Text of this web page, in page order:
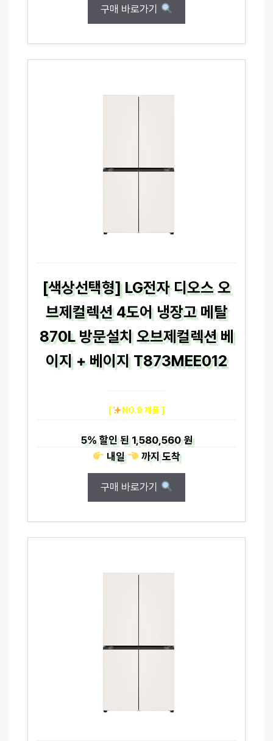
구매 바로가기
[색상선택형] LG전자 디오스 오
브제컬렉션 4도어 냉장고 메탈
870L 방문설치 오브제컬렉션 베
이지 + 베이지 T873MEE012
[ NO.9 제품 ]
5%할인 된1,580,560 원
내일
까지도착
구매 바로가기